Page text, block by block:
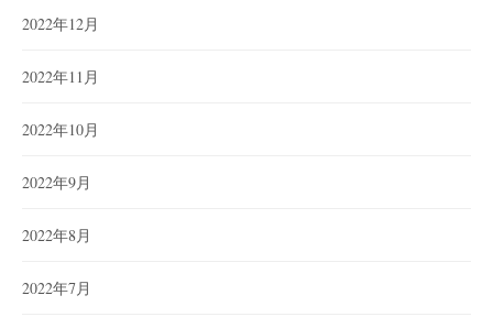
2022年12月
2022年11月
2022年10月
2022年9月
2022年8月
2022年7月